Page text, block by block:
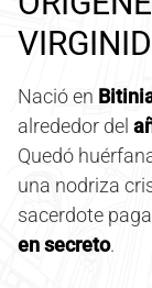
Nació en
alrededor del
Quedó
una nodriza
sacerdote
en secreto.